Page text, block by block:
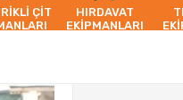
ÇİT
HIRDAVAT
EKİPMANLARI